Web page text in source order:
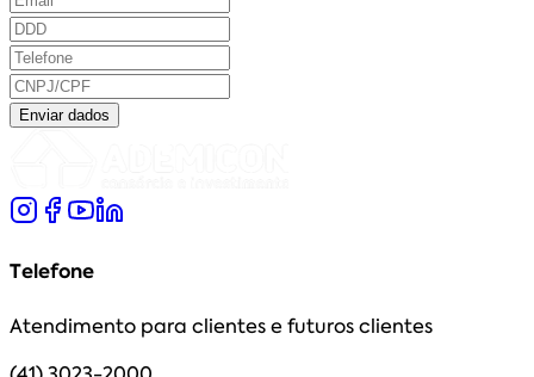
Enviar dados
Telefone
Atendimento para clientes e futuros clientes